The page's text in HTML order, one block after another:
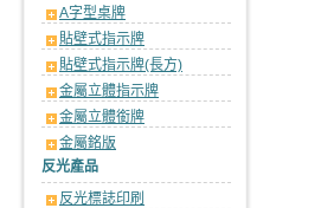
A字型桌牌
貼壁式指示牌
貼壁式指示牌(長方)
金屬立體指示牌
金屬立體銜牌
金屬銘版
反光產品
反光標誌印刷